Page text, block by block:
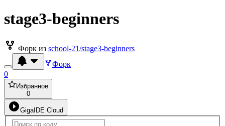
stage3-beginners
Форк из school-21/stage3-beginners
Форк
0
Избранное
0
GigaIDE Cloud